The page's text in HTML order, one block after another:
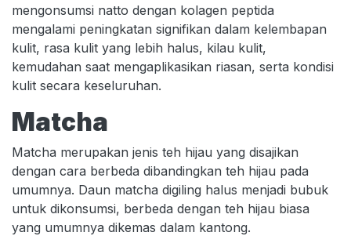
mengonsumsi natto dengan kolagen peptida
mengalami peningkatan signifikan dalam kelembapan
kulit, rasa kulit yang lebih halus, kilau kulit,
kemudahan saat mengaplikasikan riasan, serta kondisi
kulit secara keseluruhan.
Matcha
Matcha merupakan jenis teh hijau yang disajikan
dengan cara berbeda dibandingkan teh hijau pada
umumnya. Daun matcha digiling halus menjadi bubuk
untuk dikonsumsi, berbeda dengan teh hijau biasa
yang umumnya dikemas dalam kantong.